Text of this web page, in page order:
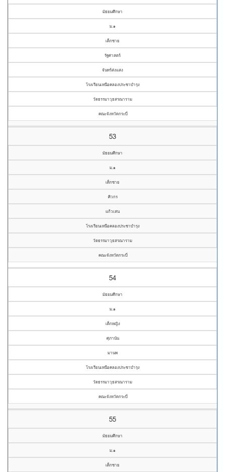
มัธยมศึกษา
ม.๑
เด็กชาย
รัฐศาสตร์
จันทร์ส่งแสง
โรงเรียนเหนือคลองประชาบำรุง
วัดธรรมาวุธสรณาราม
คณะจังหวัดกระบี่
53
มัธยมศึกษา
ม.๑
เด็กชาย
ศิวกร
แก้วเสน
โรงเรียนเหนือคลองประชาบำรุง
วัดธรรมาวุธสรณาราม
คณะจังหวัดกระบี่
54
มัธยมศึกษา
ม.๑
เด็กหญิง
ศุภานัน
มานพ
โรงเรียนเหนือคลองประชาบำรุง
วัดธรรมาวุธสรณาราม
คณะจังหวัดกระบี่
55
มัธยมศึกษา
ม.๑
เด็กชาย